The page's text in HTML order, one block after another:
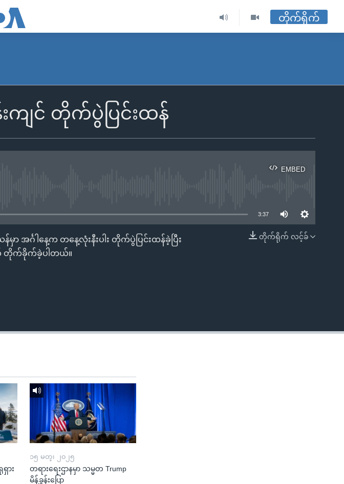
တိုက်ရိုက်
းကျင် တိုက်ပွဲပြင်းထန်
EMBED
EMBED
3:37
တိုက်ရိုက် လင့်ခ်
အင်္ဂါနေ့က တနေ့လုံးနီးပါး တိုက်ပွဲပြင်းထန်ခဲ့ပြီး
တိုက်ခိုက်ခဲ့ပါတယ်။
ား
၁၅ မတ္၊ ၂၀၂၅
တရားရေးဌာနမှာ သမ္မတ Trump
မိန့်ခွန်းပြော